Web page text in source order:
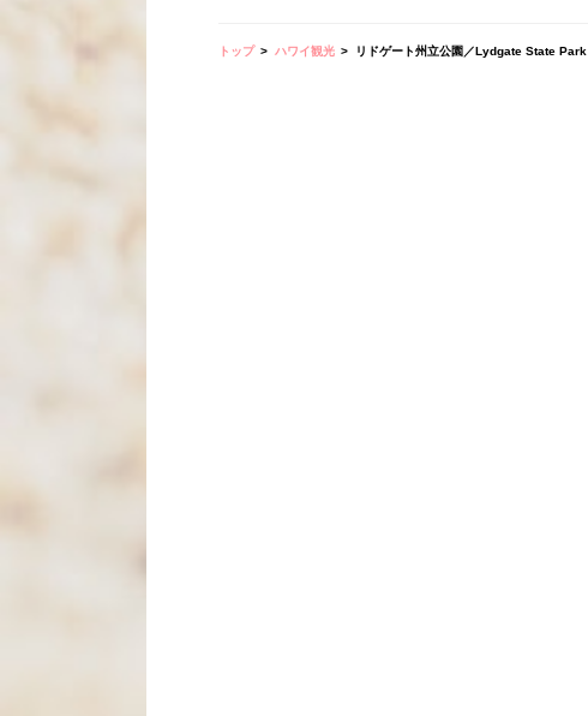
トップ ハワイ観光 リドゲート州立公園／Lydgate State Park